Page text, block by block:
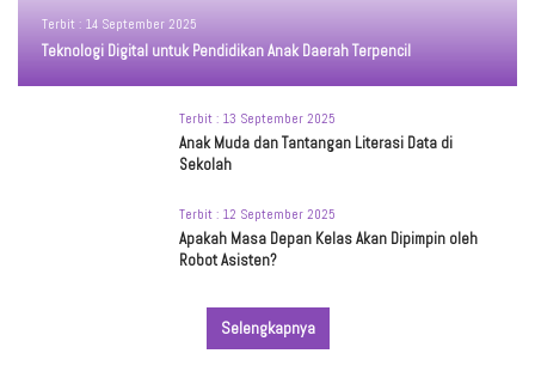
Terbit : 14 September 2025
Teknologi Digital untuk Pendidikan Anak Daerah Terpencil
Terbit : 13 September 2025
Anak Muda dan Tantangan Literasi Data di
Sekolah
Terbit : 12 September 2025
Apakah Masa Depan Kelas Akan Dipimpin oleh
Robot Asisten?
Selengkapnya